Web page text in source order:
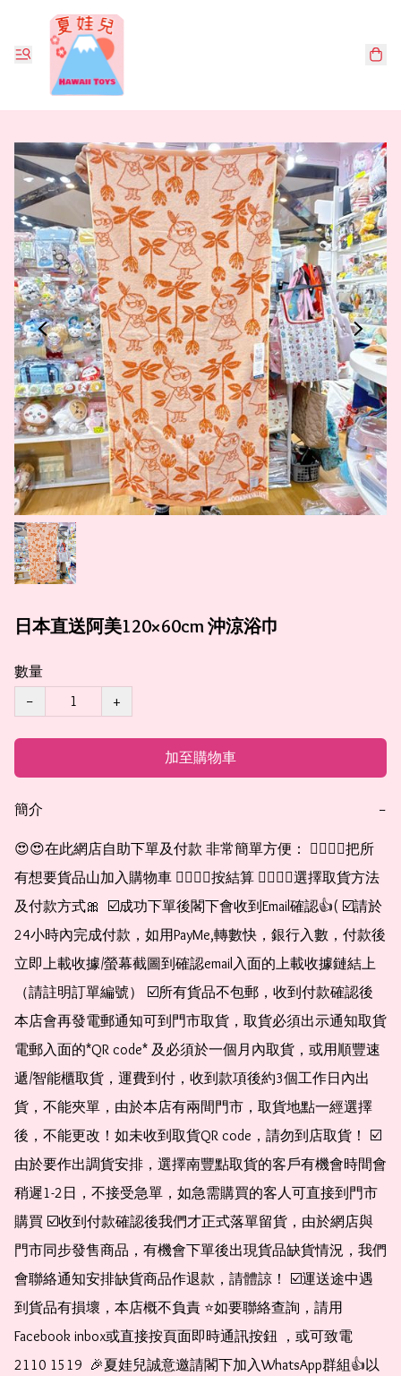
日本直送阿美120×60cm 沖涼浴巾
數量
−
+
加至購物車
簡介 −
😍😍在此網店自助下單及付款 非常簡單方便： 👉🏻👉🏻把所
有想要貨品山加入購物車 👉🏻👉🏻按結算 👉🏻👉🏻選擇取貨方法
及付款方式🎀  ☑️成功下單後閣下會收到Email確認👍( ☑️請於
24小時內完成付款，如用PayMe,轉數快，銀行入數，付款後
立即上載收據/螢幕截圖到確認email入面的上載收據鏈結上
（請註明訂單編號） ☑️所有貨品不包郵，收到付款確認後
本店會再發電郵通知可到門市取貨，取貨必須出示通知取貨
電郵入面的*QR code* 及必須於一個月內取貨，或用順豐速
遞/智能櫃取貨，運費到付，收到款項後約3個工作日內出
貨，不能夾單，由於本店有兩間門市，取貨地點一經選擇
後，不能更改！如未收到取貨QR code，請勿到店取貨！ ☑️
由於要作出調貨安排，選擇南豐點取貨的客戶有機會時間會
稍遲1-2日，不接受急單，如急需購買的客人可直接到門市
購買 ☑️收到付款確認後我們才正式落單留貨，由於網店與
門市同步發售商品，有機會下單後出現貨品缺貨情況，我們
會聯絡通知安排缺貨商品作退款，請體諒！ ☑️運送途中遇
到貨品有損壞，本店概不負責 ⭐️如要聯絡查詢，請用
Facebook inbox或直接按頁面即時通訊按鈕 ，或可致電
2110 1519  🎉夏娃兒誠意邀請閣下加入WhatsApp群組👍以